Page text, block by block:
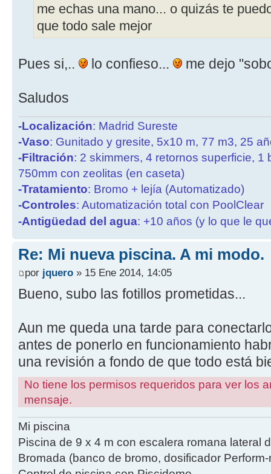
me echas una mano... o quizás te
que todo sale mejor
Pues si,.. lo confieso... me dejo
Saludos
-Localización: Madrid Sureste
-Vaso: Gunitado y gresite, 5x10 m, 77 m3, 25
-Filtración: 2 skimmers, 4 retornos superficie, 1
750mm con zeolitas (en caseta)
-Tratamiento: Bromo + lejía (Automatizado)
-Controles: Automatización total con PoolClear
-Antigüedad del agua: +10 años (y lo que le
Re: Mi nueva piscina. A mi modo.
por jquero » 15 Ene 2014, 14:05
Bueno, subo las fotillos prometidas...
Aun me queda una tarde para
antes de ponerlo en funcionamiento
una revisión a fondo de que todo está
No tiene los permisos requeridos para ver los
mensaje.
Mi piscina
Piscina de 9 x 4 m con escalera romana lateral
Bromada (banco de bromo, dosificador